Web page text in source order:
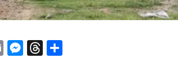
EmailMessenger
Threads